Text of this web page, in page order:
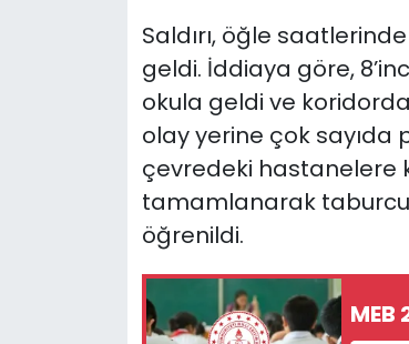
Saldırı, öğle
geldi. İddiaya göre,
okula geldi ve
olay yerine çok sayıda
çevredeki hastanelere
tamamlanarak taburcu
öğrenildi.